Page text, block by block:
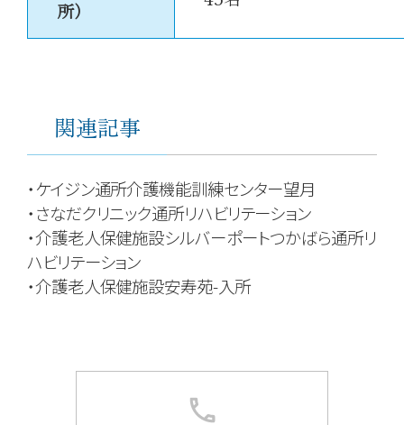
所）
関連記事
・ケイジン通所介護機能訓練センター望月
・さなだクリニック通所リハビリテーション
・介護老人保健施設シルバーポートつかばら通所リ
ハビリテーション
・介護老人保健施設安寿苑-入所